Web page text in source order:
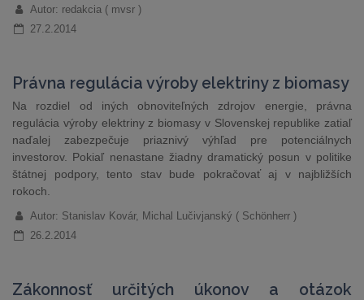
Autor: redakcia ( mvsr )
27.2.2014
Právna regulácia výroby elektriny z biomasy
Na rozdiel od iných obnoviteľných zdrojov energie, právna
regulácia výroby elektriny z biomasy v Slovenskej republike zatiaľ
naďalej zabezpečuje priaznivý výhľad pre potenciálnych
investorov. Pokiaľ nenastane žiadny dramatický posun v politike
štátnej podpory, tento stav bude pokračovať aj v najbližších
rokoch.
Autor: Stanislav Kovár, Michal Lučivjanský ( Schönherr )
26.2.2014
Zákonnosť určitých úkonov a otázok